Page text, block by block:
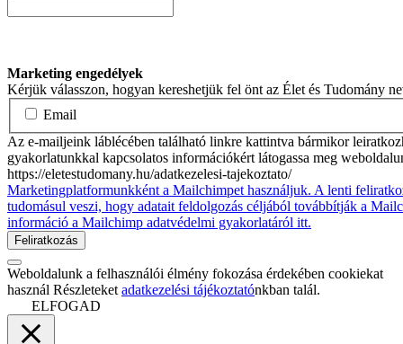
Marketing engedélyek
Kérjük válasszon, hogyan kereshetjük fel önt az Élet és Tudomány
Email
Az e-mailjeink láblécében található linkre kattintva bármikor
gyakorlatunkkal kapcsolatos információkért látogassa meg
https://eletestudomany.hu/adatkezelesi-tajekoztato/
Marketingplatformunkként a Mailchimpet használjuk. A lenti
tudomásul veszi, hogy adatait feldolgozás céljából továbbítják a
információ a Mailchimp adatvédelmi gyakorlatáról itt.
Weboldalunk a felhasználói élmény fokozása érdekében cookiekat
használ Részleteket adatkezelési tájékoztatónkban talál.
ELFOGAD